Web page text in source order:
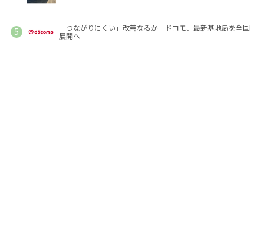
「つながりにくい」改善なるか ドコモ、最新基地局を全国
展開へ